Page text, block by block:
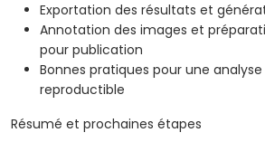
Exportation des résultats et
Annotation des images et
pour publication
Bonnes pratiques pour une
reproductible
Résumé et prochaines étapes